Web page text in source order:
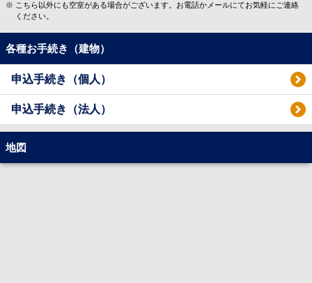
こちら以外にも空室がある場合がございます。お電話かメールにてお気軽にご連絡
ください。
各種お手続き（建物）
申込手続き（個人）
申込手続き（法人）
地図